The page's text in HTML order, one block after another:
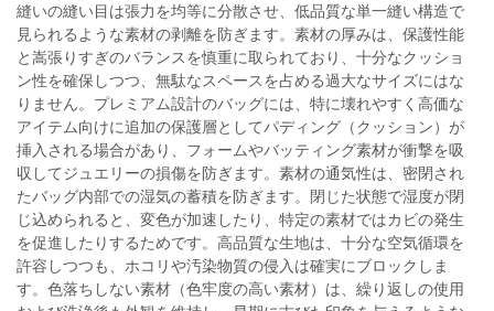
縫いの縫い目は張力を均等に分散させ、低品質な単一縫い構造で
見られるような素材の剥離を防ぎます。素材の厚みは、保護性能
と嵩張りすぎのバランスを慎重に取られており、十分なクッショ
ン性を確保しつつ、無駄なスペースを占める過大なサイズにはな
りません。プレミアム設計のバッグには、特に壊れやすく高価な
アイテム向けに追加の保護層としてパディング（クッション）が
挿入される場合があり、フォームやバッティング素材が衝撃を吸
収してジュエリーの損傷を防ぎます。素材の通気性は、密閉され
たバッグ内部での湿気の蓄積を防ぎます。閉じた状態で湿度が閉
じ込められると、変色が加速したり、特定の素材ではカビの発生
を促進したりするためです。高品質な生地は、十分な空気循環を
許容しつつも、ホコリや汚染物質の侵入は確実にブロックしま
す。色落ちしない素材（色牢度の高い素材）は、繰り返しの使用